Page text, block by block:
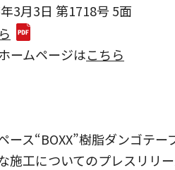
3月3日 第1718号 5面
ームページはこちら
ース“BOXX”樹脂ダンゴテ
施工についてのプレスリリ